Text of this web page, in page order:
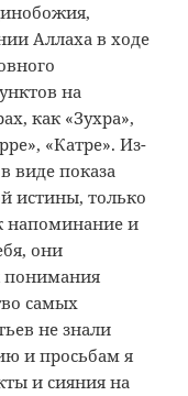
Аллаха в ходе
на
как «Зухра»,
«Катре». Из-
виде показа
истины, только
напоминание и
они
понимания
самых
не знали
и просьбам я
и сияния на